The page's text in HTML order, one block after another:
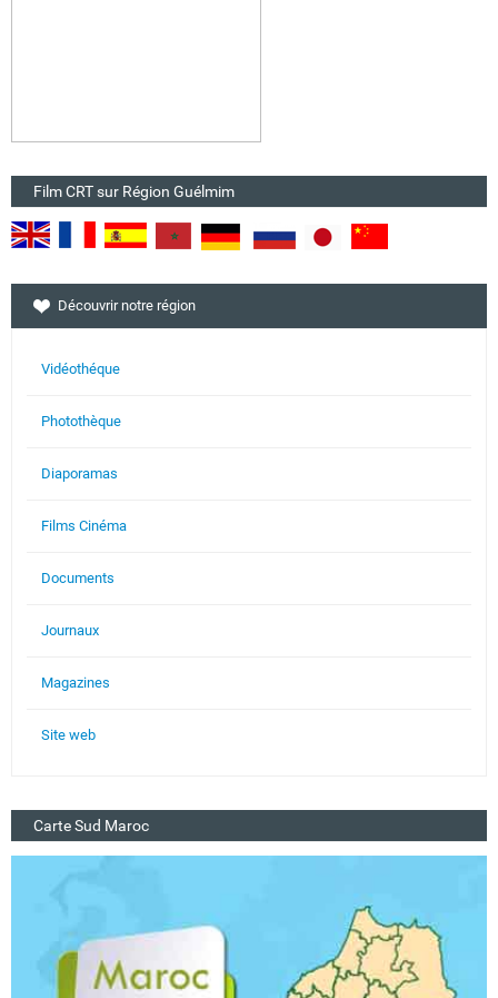
Film CRT sur Région Guélmim
Découvrir notre région
Vidéothéque
Photothèque
Diaporamas
Films Cinéma
Documents
Journaux
Magazines
Site web
Carte Sud Maroc